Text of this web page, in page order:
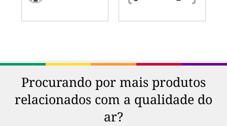
Procurando por mais produtos
relacionados com a qualidade do
ar?